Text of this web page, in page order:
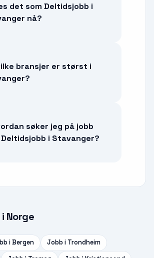
det som Deltidsjobb i
nå?
bransjer er størst i
søker jeg på jobb
i Stavanger?
Norge
iBergen Jobb i Trondheim